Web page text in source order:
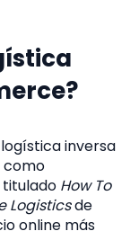
inversa
como
How To
Logisticsde
online más